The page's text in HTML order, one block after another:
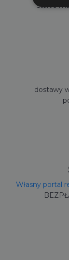
stanie
dostawy
Własny portal